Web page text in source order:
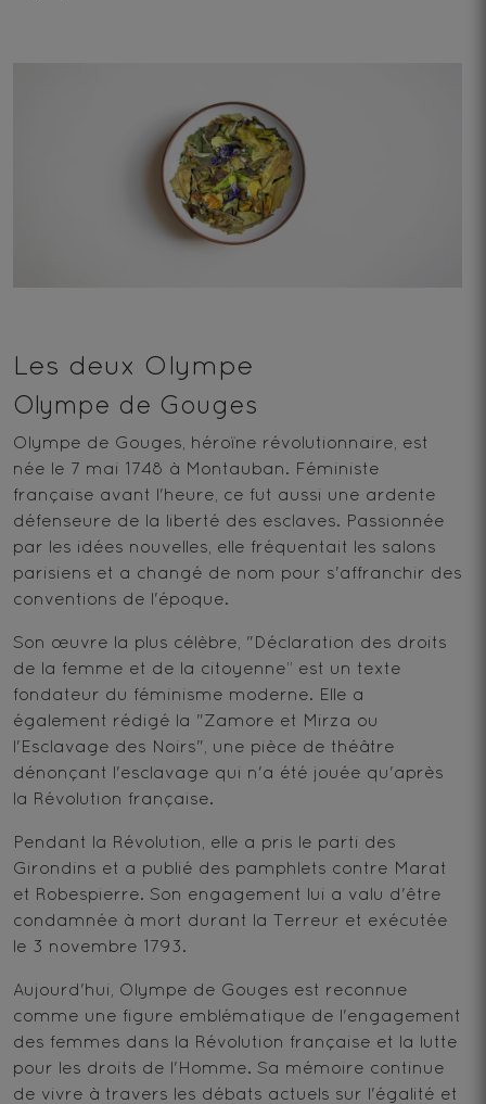
Les deux Olympe
Olympe de Gouges
Olympe de Gouges, héroïne révolutionnaire, est
née le 7 mai 1748 à Montauban. Féministe
française avant l'heure, ce fut aussi une ardente
défenseure de la liberté des esclaves. Passionnée
par les idées nouvelles, elle fréquentait les salons
parisiens et a changé de nom pour s'affranchir des
conventions de l'époque.
Son œuvre la plus célèbre, "Déclaration des droits
de la femme et de la citoyenne” est un texte
fondateur du féminisme moderne. Elle a
également rédigé la "Zamore et Mirza ou
l'Esclavage des Noirs", une pièce de théâtre
dénonçant l'esclavage qui n'a été jouée qu'après
la Révolution française.
Pendant la Révolution, elle a pris le parti des
Girondins et a publié des pamphlets contre Marat
et Robespierre. Son engagement lui a valu d'être
condamnée à mort durant la Terreur et exécutée
le 3 novembre 1793.
Aujourd'hui, Olympe de Gouges est reconnue
comme une figure emblématique de l'engagement
des femmes dans la Révolution française et la lutte
pour les droits de l'Homme. Sa mémoire continue
de vivre à travers les débats actuels sur l'égalité et